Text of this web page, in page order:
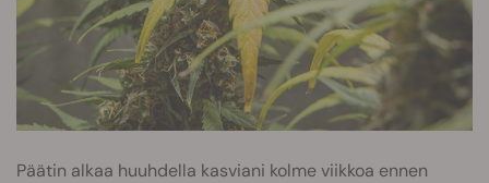
Päätin alkaa huuhdella kasviani kolme viikkoa ennen